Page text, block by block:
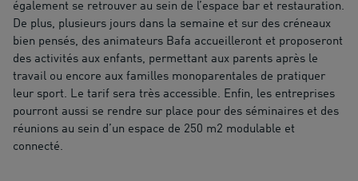
également se retrouver au sein de l’espace bar et restauration.
De plus, plusieurs jours dans la semaine et sur des créneaux
bien pensés, des animateurs Bafa accueilleront et proposeront
des activités aux enfants, permettant aux parents après le
travail ou encore aux familles monoparentales de pratiquer
leur sport. Le tarif sera très accessible. Enfin, les entreprises
pourront aussi se rendre sur place pour des séminaires et des
réunions au sein d’un espace de 250 m2 modulable et
connecté.